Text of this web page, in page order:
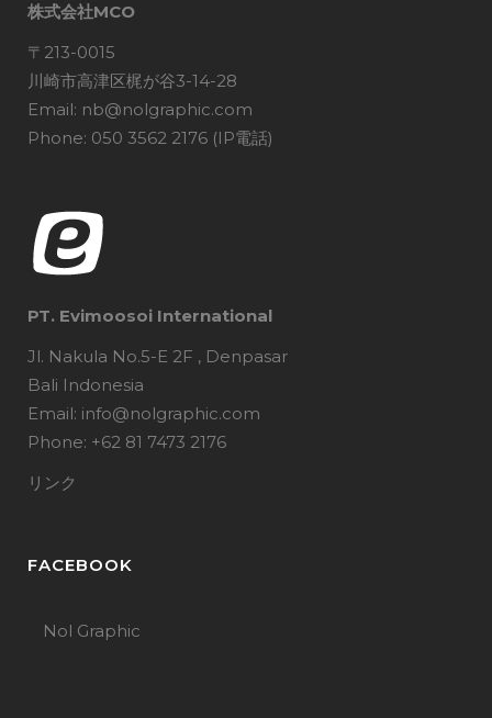
株式会社MCO
〒213-0015
川崎市高津区梶が谷3-14-28
Email: nb@nolgraphic.com
Phone: 050 3562 2176 (IP電話)
PT. Evimoosoi International
Jl. Nakula No.5-E 2F , Denpasar
Bali Indonesia
Email: info@nolgraphic.com
Phone: +62 81 7473 2176
リンク
FACEBOOK
Nol Graphic